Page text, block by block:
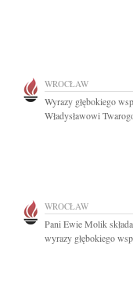
WROCŁAW
Wyrazy głębokiego
Władysławowi
WROCŁAW
Pani Ewie Molik
wyrazy głębokiego